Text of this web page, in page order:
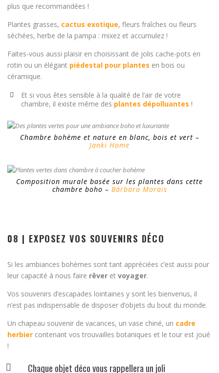
plus que recommandées !
Plantes grasses, cactus exotique, fleurs fraîches ou fleurs
séchées, herbe de la pampa : mixez et accumulez !
Faites-vous aussi plaisir en choisissant de jolis cache-pots en
rotin ou un élégant piédestal pour plantes en bois ou
céramique.
Et si vous êtes sensible à la qualité de l’air de votre
chambre, il existe même des plantes dépolluantes !
Chambre bohème et nature en blanc, bois et vert –
Janki Home
Composition murale basée sur les plantes dans cette
chambre boho – Bárbara Morais
08 | EXPOSEZ VOS SOUVENIRS DÉCO
Si les ambiances bohèmes sont tant appréciées c’est aussi pour
leur capacité à nous faire rêver et voyager.
Vos souvenirs d’escapades lointaines y sont les bienvenus, il
n’est pas indispensable de disposer d’objets du bout du monde.
Un chapeau souvenir de vacances, un vase chiné, un cadre
herbier contenant vos trouvailles botaniques et le tour est joué
!
Chaque objet déco vous rappellera un joli